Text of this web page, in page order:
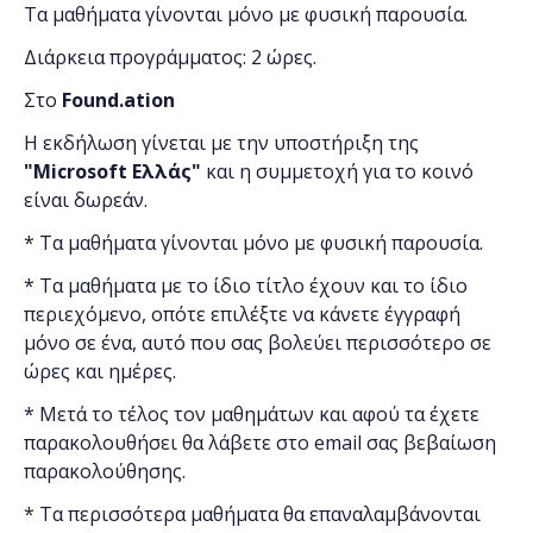
Τα μαθήματα γίνονται μόνο με φυσική παρουσία.
Διάρκεια προγράμματος: 2 ώρες.
Στο Found.ation
Η εκδήλωση γίνεται με την υποστήριξη της
"Microsoft Ελλάς" και η συμμετοχή για το κοινό
είναι δωρεάν.
* Τα μαθήματα γίνονται μόνο με φυσική παρουσία.
* Τα μαθήματα με το ίδιο τίτλο έχουν και το ίδιο
περιεχόμενο, οπότε επιλέξτε να κάνετε έγγραφή
μόνο σε ένα, αυτό που σας βολεύει περισσότερο σε
ώρες και ημέρες.
* Μετά το τέλος τον μαθημάτων και αφού τα έχετε
παρακολουθήσει θα λάβετε στο email σας βεβαίωση
παρακολούθησης.
* Τα περισσότερα μαθήματα θα επαναλαμβάνονται